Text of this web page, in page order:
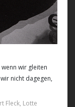
wir gleiten
nicht dagegen,
Fleck, Lotte